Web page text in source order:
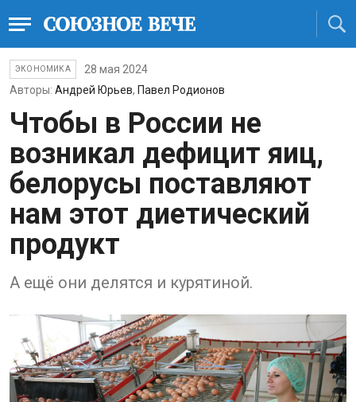
ЭКОНОМИКА
28 мая 2024
Авторы: Андрей Юрьев, Павел Родионов
Чтобы в России не
возникал дефицит яиц,
белорусы поставляют
нам этот диетический
продукт
А ещё они делятся и курятиной.